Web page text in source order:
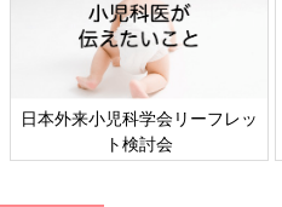
日本外来小児科学会リーフレッ
ト検討会